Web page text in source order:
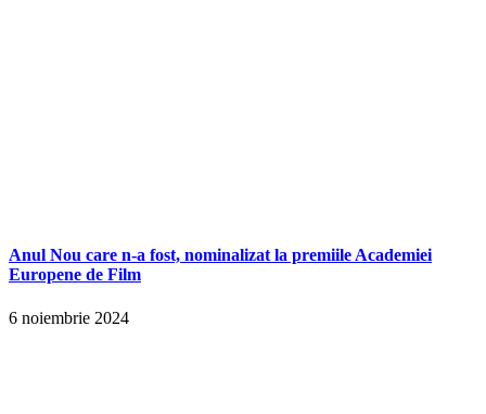
Anul Nou care n-a fost, nominalizat la premiile Academiei
Europene de Film
6 noiembrie 2024